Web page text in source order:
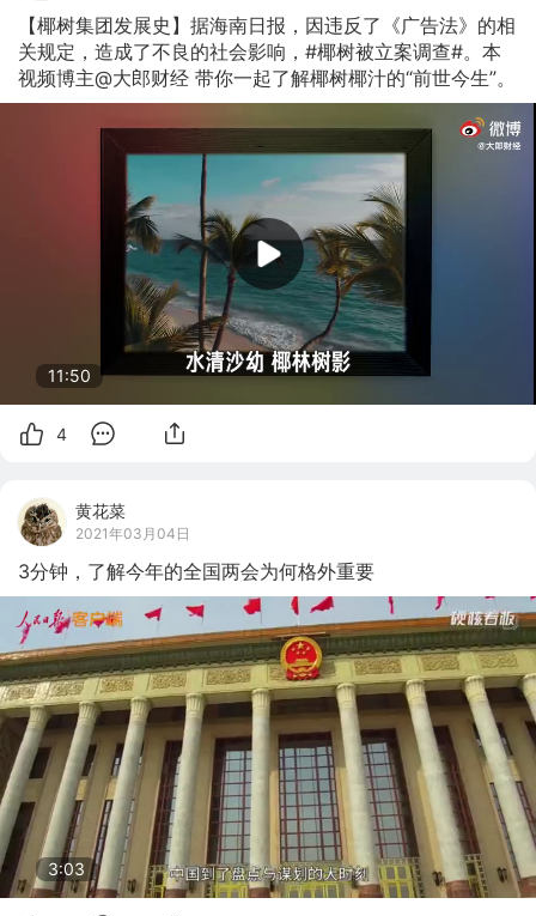
【椰树集团发展史】据海南日报，因违反了《广告法》的相
关规定，造成了不良的社会影响，#椰树被立案调查#。本
视频博主@大郎财经 带你一起了解椰树椰汁的“前世今生”。
11:50
4
黄花菜
2021年03月04日
3分钟，了解今年的全国两会为何格外重要
3:02